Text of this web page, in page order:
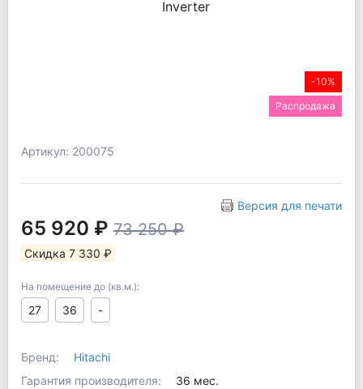
-10%
Распродажа
Артикул: 200075
Версия для печати
65 920 ₽ 73 250 ₽
Скидка 7 330 ₽
На помещение до (кв.м.):
27 36 -
Бренд:
Hitachi
Гарантия производителя:
36 мес.